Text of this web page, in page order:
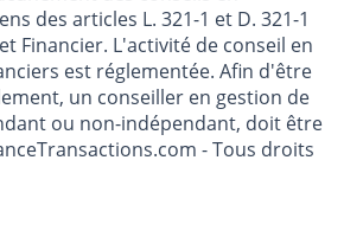
publiés sur le guide de
des conseils en
des articles L. 321-1 et D. 321-1
Financier. L'activité de conseil en
est réglementée. Afin d'être
un conseiller en gestion de
ou non-indépendant, doit être